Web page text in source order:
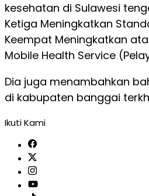
kesehatan di Sulawesi
Ketiga Meningkatkan
Keempat Meningkatkan
Mobile Health Service
Dia juga menambahkan
di kabupaten banggai
Ikuti Kami